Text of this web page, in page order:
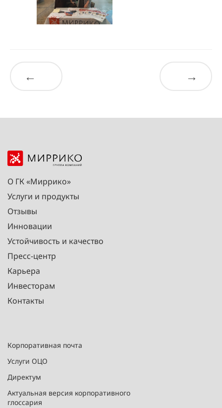
← →
О ГК «Миррико»
Услуги и продукты
Отзывы
Инновации
Устойчивость и качество
Пресс-центр
Карьера
Инвесторам
Контакты
Корпоративная почта
Услуги ОЦО
Директум
Актуальная версия корпоративного
глоссария